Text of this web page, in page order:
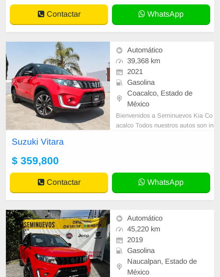
Contactar WhatsApp
Automático
39,368 km
2021
Gasolina
Coacalco, Estado de
México
Bienvenidos a Seminuevos Kia Co
acalco Todos nuestros autos son in
Suzuki Vitara
$ 359,800
Contactar WhatsApp
Automático
45,220 km
2019
Gasolina
Naucalpan, Estado de
México